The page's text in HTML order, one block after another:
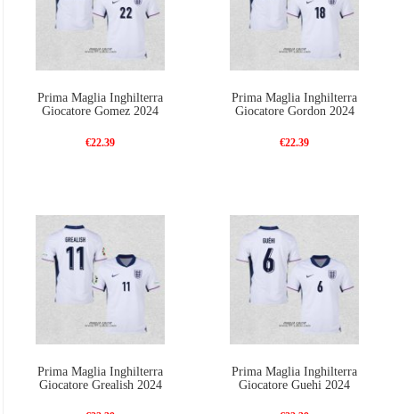
Prima Maglia Inghilterra
Giocatore Gomez 2024
€22.39
Prima Maglia Inghilterra
Giocatore Gordon 2024
€22.39
Prima Maglia Inghilterra
Giocatore Grealish 2024
Prima Maglia Inghilterra
Giocatore Guehi 2024